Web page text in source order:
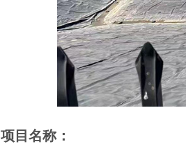
项目名称：